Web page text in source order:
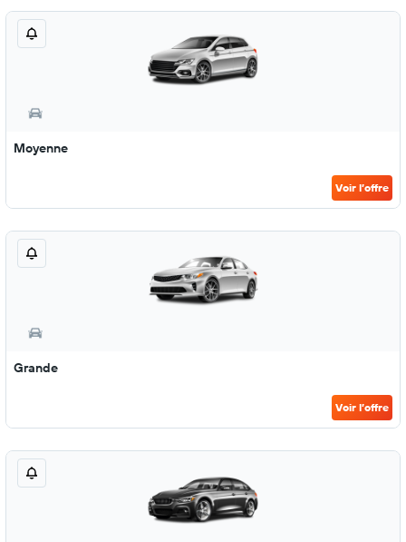
Moyenne
Voir l’offre
Grande
Voir l’offre